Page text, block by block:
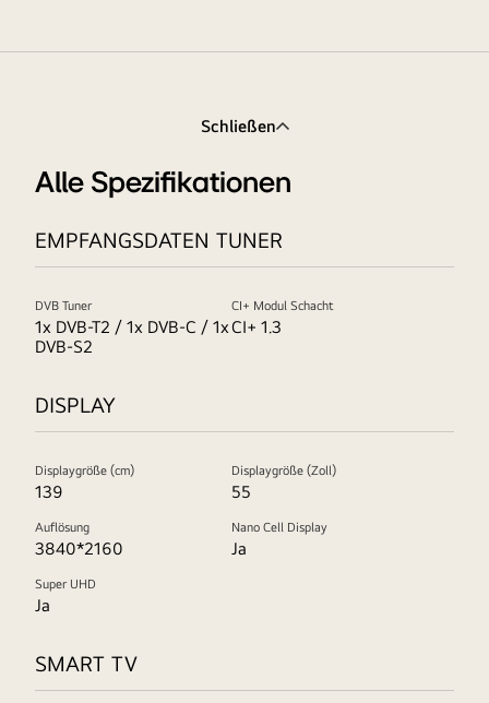
Schließen
Alle Spezifikationen
EMPFANGSDATEN TUNER
DVB Tuner
1x DVB-T2 / 1x DVB-C / 1x
DVB-S2
CI+ Modul Schacht
CI+ 1.3
DISPLAY
Displaygröße (cm)
139
Displaygröße (Zoll)
55
Auflösung
3840*2160
Nano Cell Display
Ja
Super UHD
Ja
SMART TV